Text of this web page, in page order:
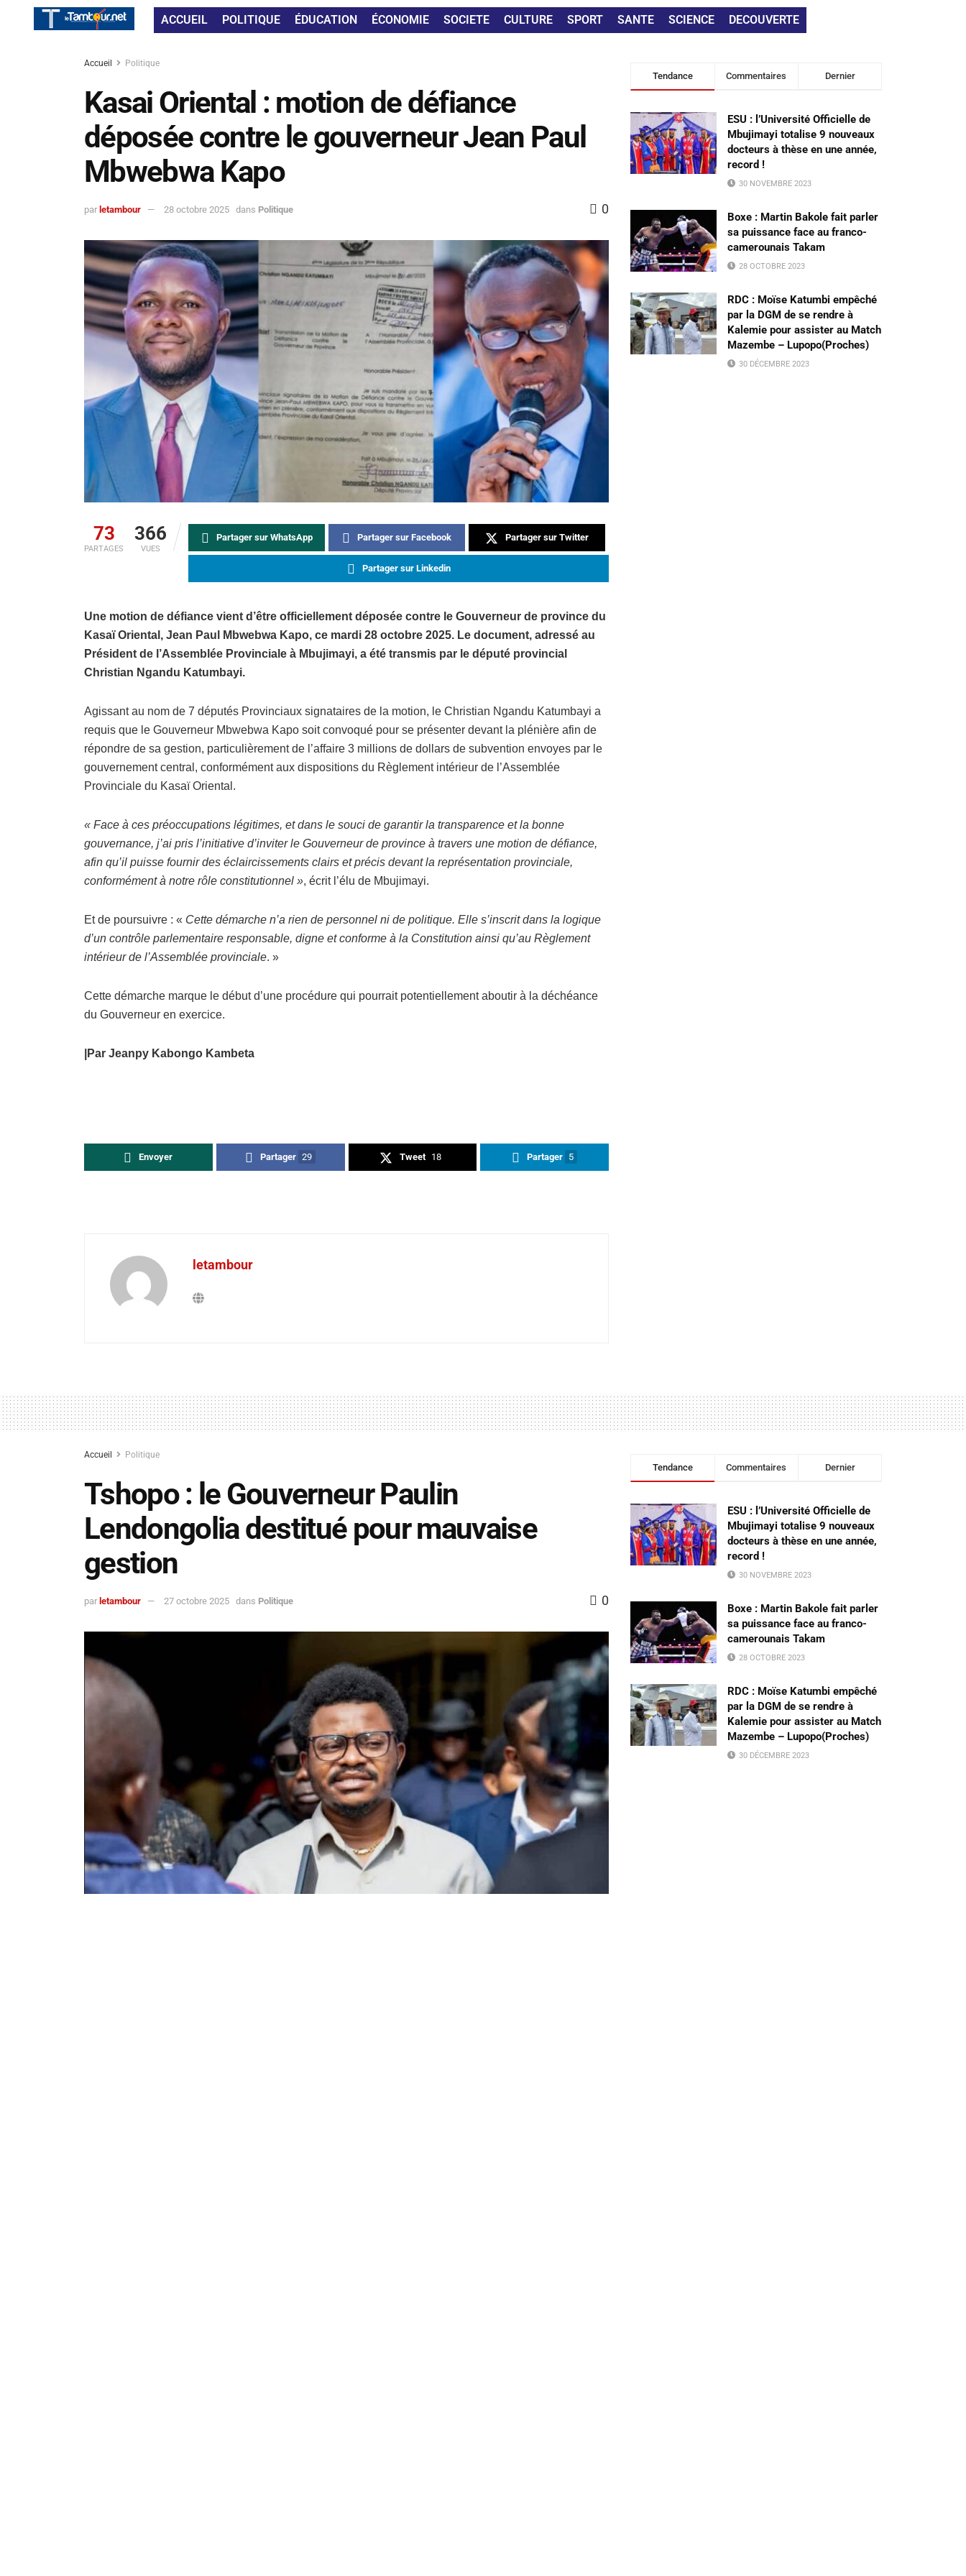
ACCUEIL POLITIQUE ÉDUCATION ÉCONOMIE SOCIETE CULTURE SPORT SANTE SCIENCE DECOUVERTE
Accueil Politique
Kasai Oriental : motion de défiance
déposée contre le gouverneur Jean Paul
Mbwebwa Kapo
par letambour 28 octobre 2025 dans Politique 0
73
PARTAGES
366
VUES
Partager sur WhatsApp Partager sur Facebook Partager sur Twitter
Partager sur Linkedin
Une motion de défiance vient d’être officiellement déposée contre le Gouverneur de province du
Kasaï Oriental, Jean Paul Mbwebwa Kapo, ce mardi 28 octobre 2025. Le document, adressé au
Président de l’Assemblée Provinciale à Mbujimayi, a été transmis par le député provincial
Christian Ngandu Katumbayi.
Agissant au nom de 7 députés Provinciaux signataires de la motion, le Christian Ngandu Katumbayi a
requis que le Gouverneur Mbwebwa Kapo soit convoqué pour se présenter devant la plénière afin de
répondre de sa gestion, particulièrement de l’affaire 3 millions de dollars de subvention envoyes par le
gouvernement central, conformément aux dispositions du Règlement intérieur de l’Assemblée
Provinciale du Kasaï Oriental.
« Face à ces préoccupations légitimes, et dans le souci de garantir la transparence et la bonne
gouvernance, j’ai pris l’initiative d’inviter le Gouverneur de province à travers une motion de défiance,
afin qu’il puisse fournir des éclaircissements clairs et précis devant la représentation provinciale,
conformément à notre rôle constitutionnel », écrit l’élu de Mbujimayi.
Et de poursuivre : « Cette démarche n’a rien de personnel ni de politique. Elle s’inscrit dans la logique
d’un contrôle parlementaire responsable, digne et conforme à la Constitution ainsi qu’au Règlement
intérieur de l’Assemblée provinciale. »
Cette démarche marque le début d’une procédure qui pourrait potentiellement aboutir à la déchéance
du Gouverneur en exercice.
|Par Jeanpy Kabongo Kambeta
Envoyer Partager 29 Tweet 18 Partager 5
letambour
Tendance Commentaires Dernier
ESU : l’Université Officielle de
Mbujimayi totalise 9 nouveaux
docteurs à thèse en une année,
record !
30 NOVEMBRE 2023
Boxe : Martin Bakole fait parler
sa puissance face au franco-
camerounais Takam
28 OCTOBRE 2023
RDC : Moïse Katumbi empêché
par la DGM de se rendre à
Kalemie pour assister au Match
Mazembe – Lupopo(Proches)
30 DÉCEMBRE 2023
Accueil Politique
Tshopo : le Gouverneur Paulin
Lendongolia destitué pour mauvaise
gestion
par letambour 27 octobre 2025 dans Politique 0
Tendance Commentaires Dernier
ESU : l’Université Officielle de
Mbujimayi totalise 9 nouveaux
docteurs à thèse en une année,
record !
30 NOVEMBRE 2023
Boxe : Martin Bakole fait parler
sa puissance face au franco-
camerounais Takam
28 OCTOBRE 2023
RDC : Moïse Katumbi empêché
par la DGM de se rendre à
Kalemie pour assister au Match
Mazembe – Lupopo(Proches)
30 DÉCEMBRE 2023